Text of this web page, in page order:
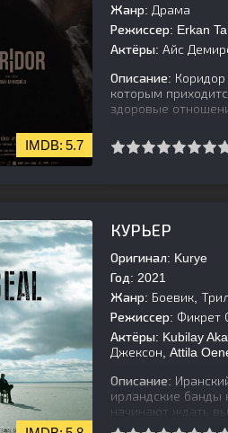
5.7
Жанр: Драма
Режиссер: Erkan
Актёры: Айс
Описание:
которым
здоровые
КУРЬЕР
Оригинал: Kurye
Год: 2021
Жанр: Боевик,
Режиссер: Фикрет
Актёры: Kubilay
Джексон, Attila
Описание:
ирландские
начинают ждать